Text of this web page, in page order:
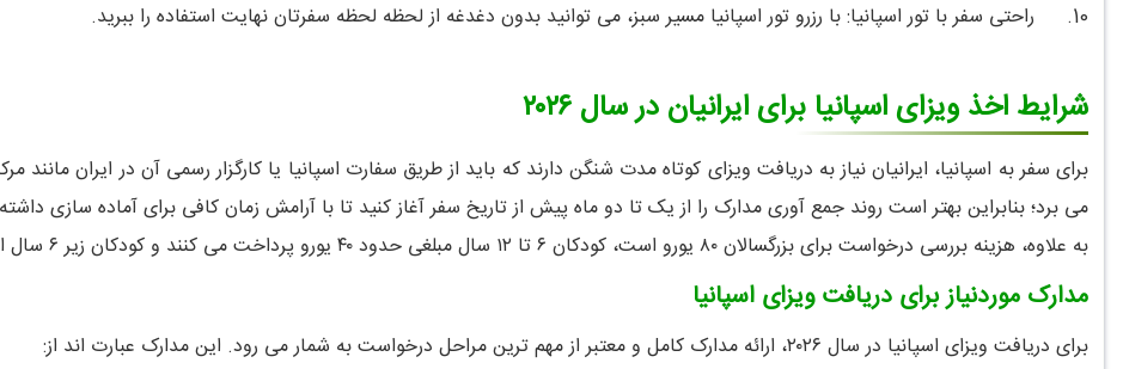
10.
راحتی سفر با تور اسپانیا: با رزرو تور اسپانیا مسیر سبز، می توانید بدون دغدغه از لحظه لحظه سفرتان نهایت استفاده را ببرید.
شرایط اخذ ویزای اسپانیا برای ایرانیان در سال ۲۰۲۶
می برد؛ بنابراین بهتر است روند جمع آوری مدارک را از یک تا دو ماه پیش از تاریخ سفر آغاز کنید تا با آرامش زمان کافی برای آماده سازی
به علاوه، هزینه بررسی درخواست برای بزرگسالان ۸۰ یورو است، کودکان ۶ تا ۱۲ سال مبلغی حدود ۴۰ یورو پرداخت می کنند و کودکان زیر ۶ سال از پرداخت این هزینه معاف هستند.
مدارک موردنیاز برای دریافت ویزای اسپانیا
برای دریافت ویزای اسپانیا در سال ۲۰۲۶، ارائه مدارک کامل و معتبر از مهم ترین مراحل درخواست به شمار می رود. این مدارک عبارت اند از: